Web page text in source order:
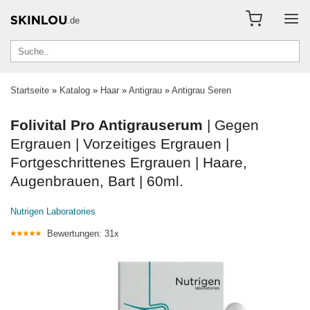
.de
Startseite » Katalog » Haar » Antigrau » Antigrau Seren
Folivital Pro Antigrauserum | Gegen
Ergrauen | Vorzeitiges Ergrauen |
Fortgeschrittenes Ergrauen | Haare,
Augenbrauen, Bart | 60ml.
Nutrigen Laboratories
Bewertungen: 31x